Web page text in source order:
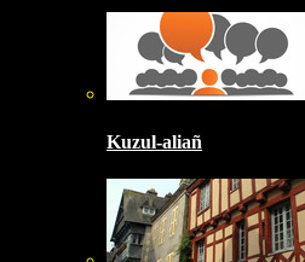
Kuzul-aliañ